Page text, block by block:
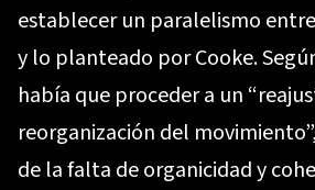
establecer un paralelismo
y lo planteado por Cooke.
había que proceder a un
reorganización del
de la falta de organicidad y